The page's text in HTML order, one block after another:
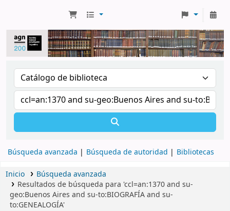
Búsqueda avanzada Búsqueda de autoridad Bibliotecas
Inicio
Búsqueda avanzada
Resultados de búsqueda para 'ccl=an:1370 and su-
geo:Buenos Aires and su-to:BIOGRAFÍA and su-
to:GENEALOGÍA'